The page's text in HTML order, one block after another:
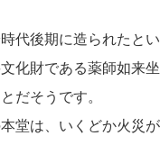
代後期に造られたと
化財である薬師如来
だそうです。
堂は、いくどか火災